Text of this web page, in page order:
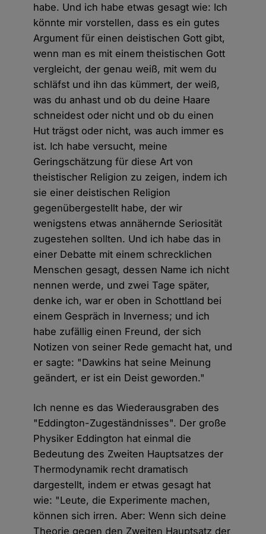
habe. Und ich habe etwas gesagt wie: Ich
könnte mir vorstellen, dass es ein gutes
Argument für einen deistischen Gott gibt,
wenn man es mit einem theistischen Gott
vergleicht, der genau weiß, mit wem du
schläfst und ihn das kümmert, der weiß,
was du anhast und ob du deine Haare
schneidest oder nicht und ob du einen
Hut trägst oder nicht, was auch immer es
ist. Ich habe versucht, meine
Geringschätzung für diese Art von
theistischer Religion zu zeigen, indem ich
sie einer deistischen Religion
gegenübergestellt habe, der wir
wenigstens etwas annähernde Seriosität
zugestehen sollten. Und ich habe das in
einer Debatte mit einem schrecklichen
Menschen gesagt, dessen Name ich nicht
nennen werde, und zwei Tage später,
denke ich, war er oben in Schottland bei
einem Gespräch in Inverness; und ich
habe zufällig einen Freund, der sich
Notizen von seiner Rede gemacht hat, und
er sagte: "Dawkins hat seine Meinung
geändert, er ist ein Deist geworden."
Ich nenne es das Wiederausgraben des
"Eddington-Zugeständnisses". Der große
Physiker Eddington hat einmal die
Bedeutung des Zweiten Hauptsatzes der
Thermodynamik recht dramatisch
dargestellt, indem er etwas gesagt hat
wie: "Leute, die Experimente machen,
können sich irren. Aber: Wenn sich deine
Theorie gegen den Zweiten Hauptsatz der